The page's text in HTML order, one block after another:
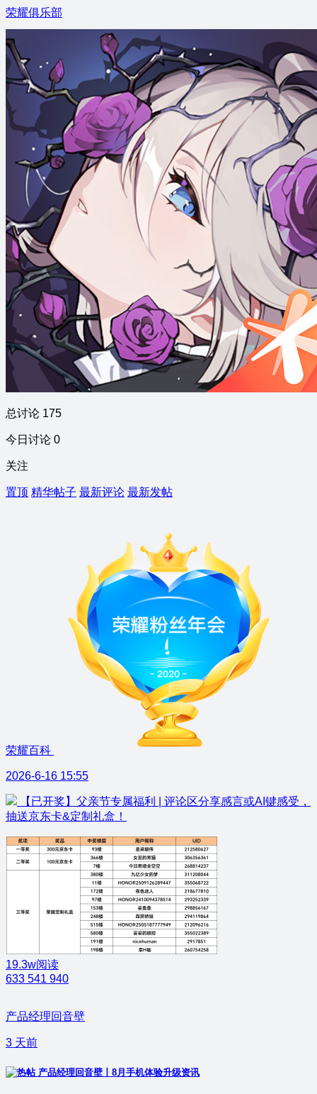
荣耀俱乐部
总讨论 175
今日讨论 0
关注
置顶 精华帖子 最新评论 最新发帖
荣耀百科
2026-6-16 15:55
【已开奖】父亲节专属福利 | 评论区分享感言或AI键感受，
抽送京东卡&定制礼盒！
19.3w阅读
633 541 940
产品经理回音壁
3 天前
产品经理回音壁丨8月手机体验升级资讯